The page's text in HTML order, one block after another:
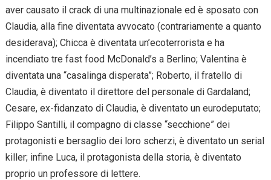
aver causato il crack di una multinazionale ed è sposato con
Claudia, alla fine diventata avvocato (contrariamente a quanto
desiderava); Chicca è diventata un’ecoterrorista e ha
incendiato tre fast food McDonald’s a Berlino; Valentina è
diventata una “casalinga disperata”; Roberto, il fratello di
Claudia, è diventato il direttore del personale di Gardaland;
Cesare, ex-fidanzato di Claudia, è diventato un eurodeputato;
Filippo Santilli, il compagno di classe “secchione” dei
protagonisti e bersaglio dei loro scherzi, è diventato un serial
killer; infine Luca, il protagonista della storia, è diventato
proprio un professore di lettere.